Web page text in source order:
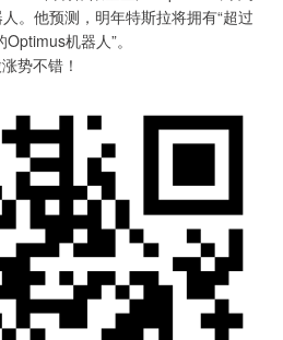
。他预测，明年特斯拉将拥有“超过
机器人”。
势不错！